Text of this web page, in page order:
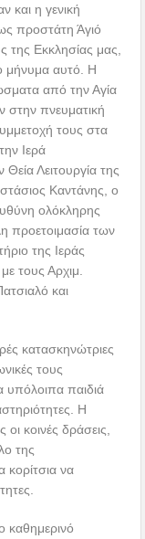
και η γενική
προστάτη Άγιό
της Εκκλησίας μας,
μήνυμα αυτό. Η
από την Αγία
στην πνευματική
τους στα
Ιερά
Λειτουργία της
Καντάνης, ο
ολόκληρης
προετοιμασία των
της Ιεράς
τους Αρχιμ.
και
κατασκηνώτριες
τους
υπόλοιπα παιδιά
Η
κοινές δράσεις,
της
να
καθημερινό